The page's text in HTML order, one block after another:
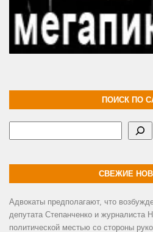
ПОИСК ПО
СВЕЖИЕ
Адвокаты предполагают, что
депутата Степанченко и журналиста
политической местью со стороны